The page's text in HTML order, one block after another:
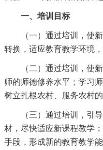
一、培训目标
（一）通过培训，使
转换，适应教育教学环境，
（二）通过培训，使
师的师德修养水平；学习
树立扎根农村、服务农村
（三）通过培训，引
材，尽快适应新课程教学
手段，形成新的教育教学